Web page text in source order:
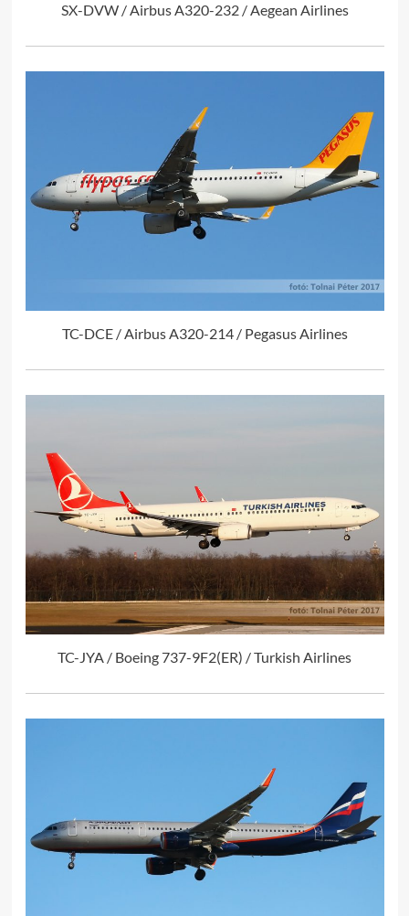
SX-DVW / Airbus A320-232 / Aegean Airlines
TC-DCE / Airbus A320-214 / Pegasus Airlines
TC-JYA / Boeing 737-9F2(ER) / Turkish Airlines